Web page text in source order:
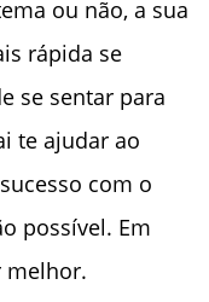
ou não, a sua
rápida se
se sentar para
te ajudar ao
com o
possível. Em
melhor.